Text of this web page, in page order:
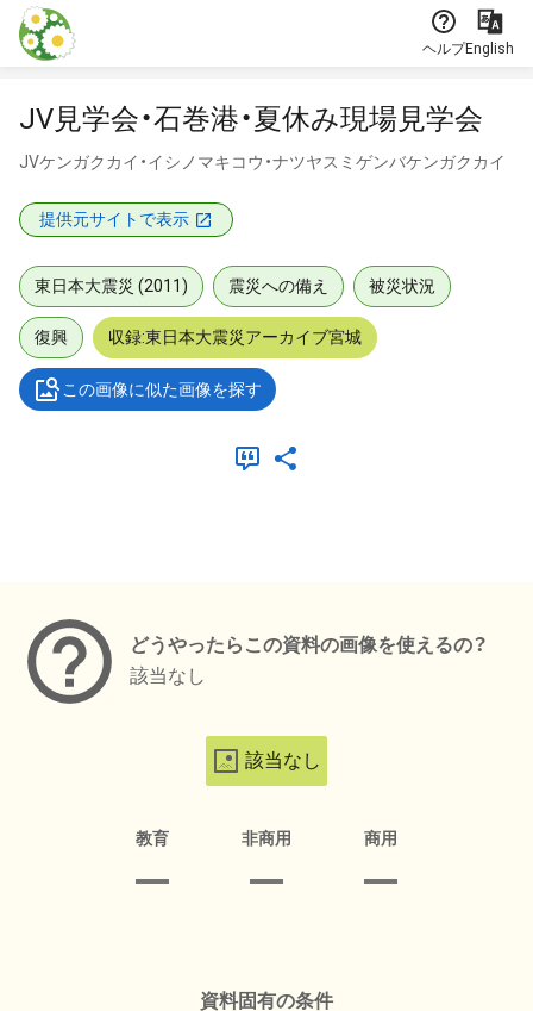
本文に飛ぶ
ヘルプEnglish
JV見学会・石巻港・夏休み現場見学会
JVケンガクカイ・イシノマキコウ・ナツヤスミゲンバケンガクカイ
提供元サイトで表示
東日本大震災 (2011) 震災への備え 被災状況
復興 収録:東日本大震災アーカイブ宮城
この画像に似た画像を探す
どうやったらこの資料の画像を使えるの？
該当なし
該当なし
教育 非商用 商用
資料固有の条件